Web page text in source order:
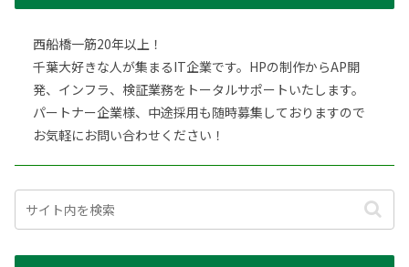
西船橋一筋20年以上！
千葉大好きな人が集まるIT企業です。HPの制作からAP開
発、インフラ、検証業務をトータルサポートいたします。
パートナー企業様、中途採用も随時募集しておりますので
お気軽にお問い合わせください！